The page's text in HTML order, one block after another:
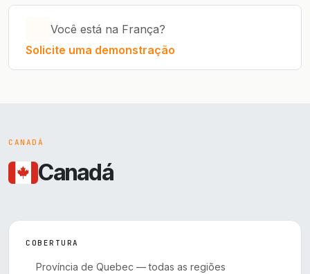
Você está na França?
Solicite uma demonstração
CANADÁ
Canadá
COBERTURA
Província de Quebec — todas as regiões